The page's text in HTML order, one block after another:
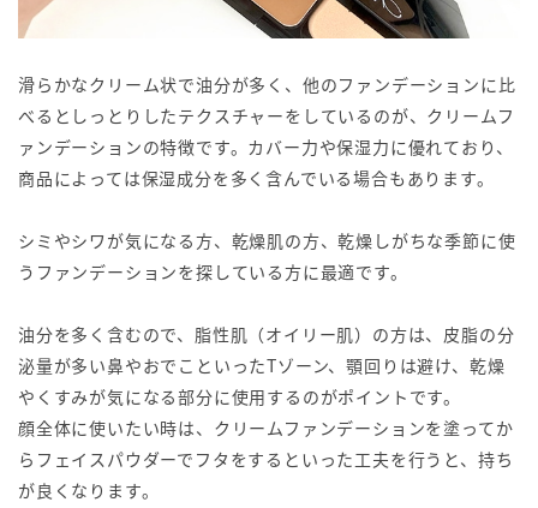
滑らかなクリーム状で油分が多く、他のファンデーションに比
べるとしっとりしたテクスチャーをしているのが、クリームフ
ァンデーションの特徴です。カバー力や保湿力に優れており、
商品によっては保湿成分を多く含んでいる場合もあります。
シミやシワが気になる方、乾燥肌の方、乾燥しがちな季節に使
うファンデーションを探している方に最適です。
油分を多く含むので、脂性肌（オイリー肌）の方は、皮脂の分
泌量が多い鼻やおでこといったTゾーン、顎回りは避け、乾燥
やくすみが気になる部分に使用するのがポイントです。
顔全体に使いたい時は、クリームファンデーションを塗ってか
らフェイスパウダーでフタをするといった工夫を行うと、持ち
が良くなります。